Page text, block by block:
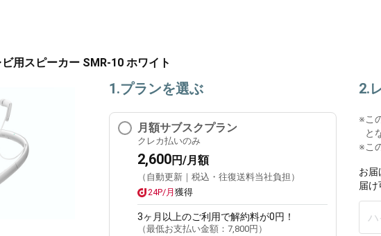
用スピーカー SMR-10 ホワイト
1.プランを選ぶ
月額サブスクプラン
クレカ払いのみ
2,600円/月額
（自動更新｜税込・往復送料当社負担）
24P/月 獲得
3ヶ月 以上のご利用で解約料が0円！
（最低お支払い金額： 7,800円 ）
2.
※こ
と
※こ
お届
届